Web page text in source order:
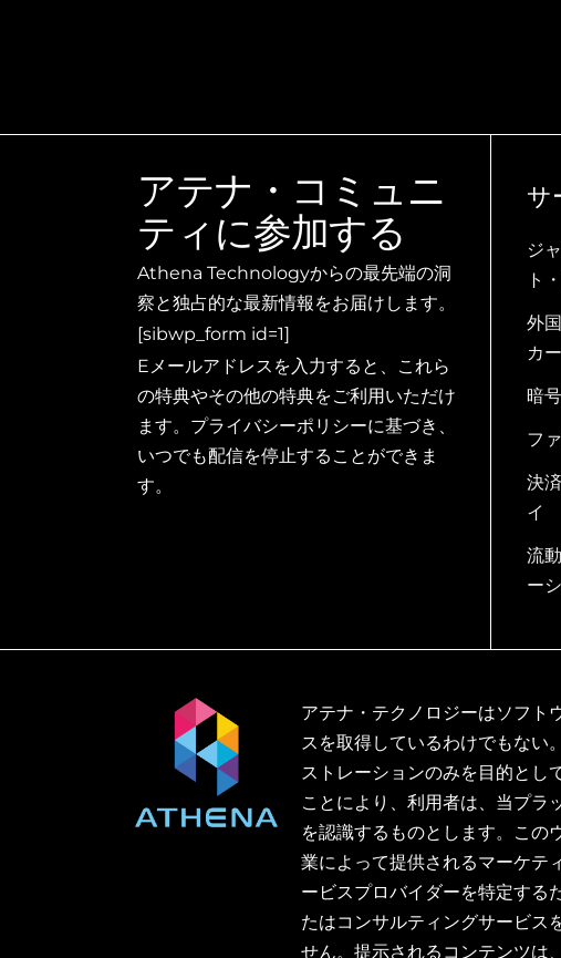
アテナ・コミュニ
ティに参加する
Athena Technologyからの最先端の洞
察と独占的な最新情報をお届けします。
[sibwp_form id=1]
Eメールアドレスを入力すると、これら
の特典やその他の特典をご利用いただけ
ます。プライバシーポリシーに基づき、
いつでも配信を停止することができま
す。
サ
ジ
ト
外
カー
暗
フ
決
イ
流
ー
アテナ・テクノロジーはソフト
スを取得しているわけでもない
ストレーションのみを目的とし
ことにより、利用者は、当プラ
を認識するものとします。この
業によって提供されるマーケテ
ービスプロバイダーを特定する
たはコンサルティングサービス
せん。提示されるコンテンツは